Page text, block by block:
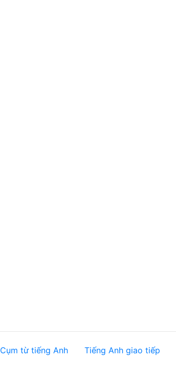
Cụm từ tiếng Anh Tiếng Anh giao tiếp